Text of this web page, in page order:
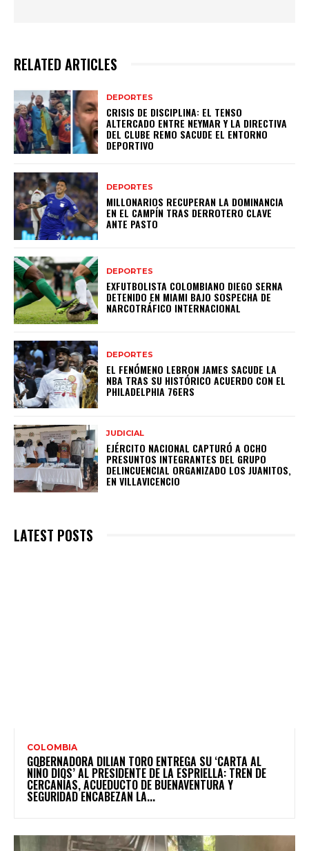
RELATED ARTICLES
DEPORTES
CRISIS DE DISCIPLINA: EL TENSO
ALTERCADO ENTRE NEYMAR Y LA DIRECTIVA
DEL CLUBE REMO SACUDE EL ENTORNO
DEPORTIVO
DEPORTES
MILLONARIOS RECUPERAN LA DOMINANCIA
EN EL CAMPÍN TRAS DERROTERO CLAVE
ANTE PASTO
DEPORTES
EXFUTBOLISTA COLOMBIANO DIEGO SERNA
DETENIDO EN MIAMI BAJO SOSPECHA DE
NARCOTRÁFICO INTERNACIONAL
DEPORTES
EL FENÓMENO LEBRON JAMES SACUDE LA
NBA TRAS SU HISTÓRICO ACUERDO CON EL
PHILADELPHIA 76ERS
JUDICIAL
EJÉRCITO NACIONAL CAPTURÓ A OCHO
PRESUNTOS INTEGRANTES DEL GRUPO
DELINCUENCIAL ORGANIZADO LOS JUANITOS,
EN VILLAVICENCIO
LATEST POSTS
COLOMBIA
GOBERNADORA DILIAN TORO ENTREGA SU ‘CARTA AL
NIÑO DIOS’ AL PRESIDENTE DE LA ESPRIELLA: TREN DE
CERCANÍAS, ACUEDUCTO DE BUENAVENTURA Y
SEGURIDAD ENCABEZAN LA...